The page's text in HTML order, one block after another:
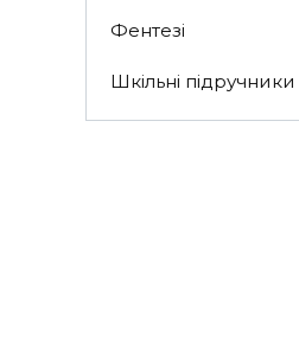
Фентезі
Шкільні підручники